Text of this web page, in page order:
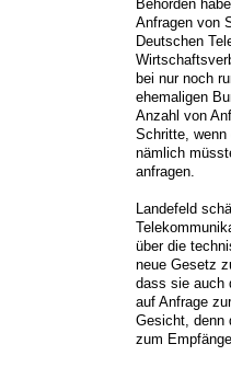
Behörden
Anfragen von
Deutschen
bei nur noch
ehemaligen
Anzahl von
Schritte, wenn
nämlich
anfragen.
Landefeld
über die
neue Gesetz
dass sie auch
auf Anfrage
Gesicht, denn
zum